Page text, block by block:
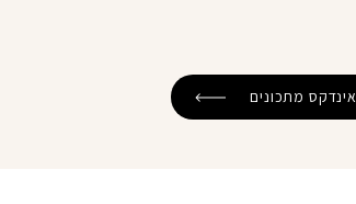
אינדקס מתכונים